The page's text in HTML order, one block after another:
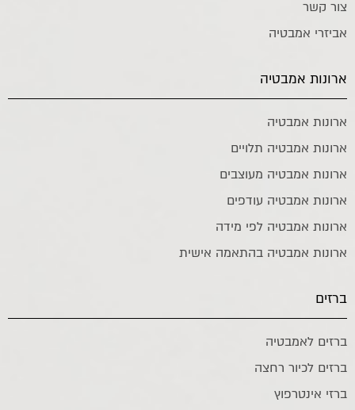
צור קשר
אביזרי אמבטיה
ארונות אמבטיה
ארונות אמבטיה
ארונות אמבטיה תלויים
ארונות אמבטיה מעוצבים
ארונות אמבטיה עודפים
ארונות אמבטיה לפי מידה
ארונות אמבטיה בהתאמה אישית
ברזים
ברזים לאמבטיה
ברזים לכיור רחצה
ברזי אינטרפוץ